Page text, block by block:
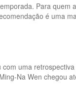
Para
é uma
uma
Na Wen chegou